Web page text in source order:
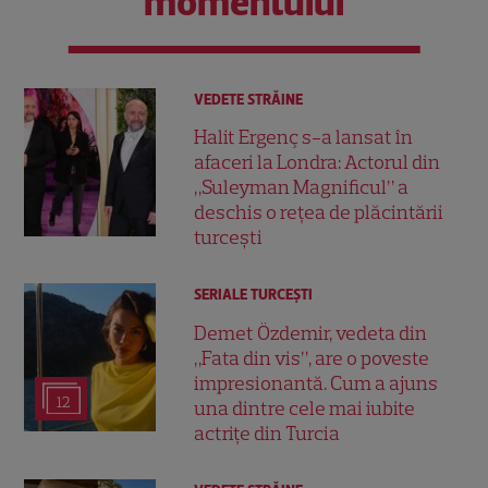
VEDETE STRĂINE
Halit Ergenç s-a lansat în
afaceri la Londra: Actorul din
„Suleyman Magnificul” a
deschis o rețea de plăcintării
turcești
12
SERIALE TURCEŞTI
Demet Özdemir, vedeta din
„Fata din vis”, are o poveste
impresionantă. Cum a ajuns
una dintre cele mai iubite
actrițe din Turcia